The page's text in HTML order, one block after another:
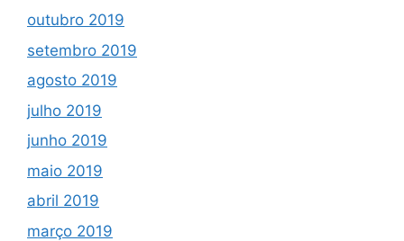
outubro 2019
setembro 2019
agosto 2019
julho 2019
junho 2019
maio 2019
abril 2019
março 2019